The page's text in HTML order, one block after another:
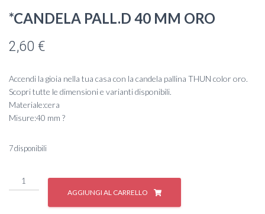
*CANDELA PALL.D 40 MM ORO
2,60 €
Accendi la gioia nella tua casa con la candela pallina THUN color oro.
Scopri tutte le dimensioni e varianti disponibili.
Materiale:cera
Misure:40 mm ?
7 disponibili
*CANDELA
PALL.D
AGGIUNGI AL CARRELLO